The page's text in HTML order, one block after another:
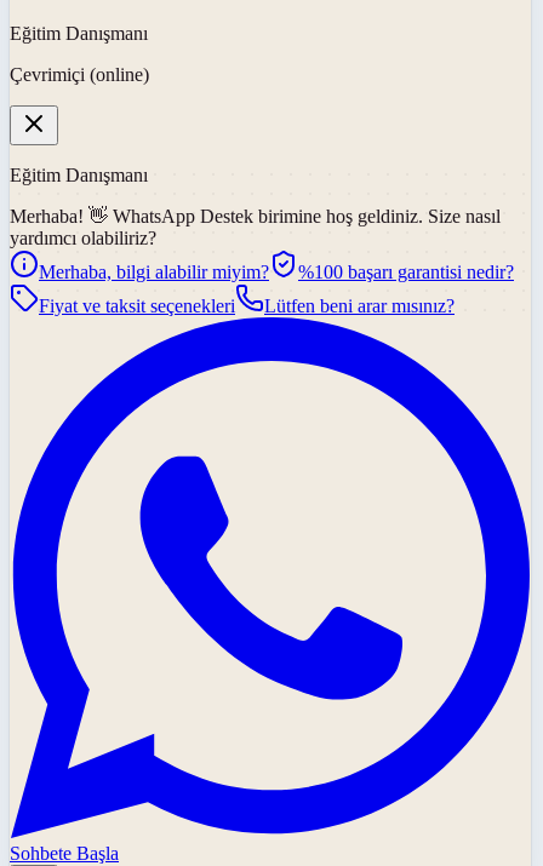
Eğitim Danışmanı
Çevrimiçi (online)
Eğitim Danışmanı
Merhaba! 👋 WhatsApp Destek birimine hoş geldiniz. Size nasıl
yardımcı olabiliriz?
Merhaba, bilgi alabilir miyim?
%100 başarı garantisi nedir?
Fiyat ve taksit seçenekleri
Lütfen beni arar mısınız?
Sohbete Başla